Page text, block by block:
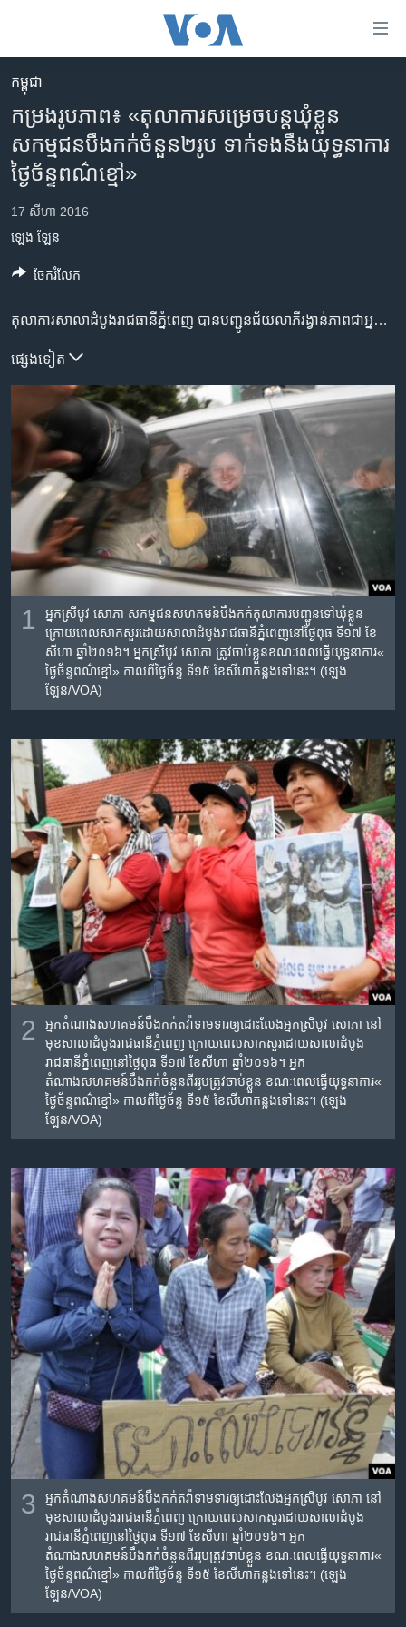
គេហទំព័រ​
ទាក់ទង
រំលង​
និង​
ចូល​
ទំព័រ​
ព័ត៌មាន​​
ម្តង
និង​
ទៅ​
ទំព័រ​
សម្ព័ន្ធ​
ចូល​
ទំព័រ​
ស្វែង​
កម្ពុជា
អន្តរជាតិ
អាមេរិក
ទូរទស្សន៍ / វីដេអូ​
វិទ្យុ / ផតខាសថ៍
កម្មវិធីទាំងអស់
Khmer English
បណ្តាញ​សង្គម
ភាសា
កម្ពុជា
កម្រងរូបភាព៖ «តុលាការ​សម្រេចបន្ត​ឃុំ​ខ្លួន​
សកម្មជន​បឹងកក់​ចំនួន​​២រូប ទាក់​ទង​នឹង​យុទ្ធនាការ​
ថ្ងៃច័ន្ទ​ពណ៌​ខ្មៅ»
17 សីហា 2016
ឡេង ឡែន
តុលាការសាលាដំបូងរាជធានីភ្នំពេញ បានបញ្ជូនជ័យលាភីរង្វាន់ភាពជាអ្នកដឹកនាំពិភពលោករបស់អង្គការ Vital Voices គឺលោកស្រី ទេព វន្នី និងសកម្មជនដីធ្លីក្នុងតំបន់បឹងកក់ម្នាក់ទៀតគឺអ្នកស្រី បូវ សោភា ទៅឃុំខ្លួននៅមណ្ឌលកែប្រែទីពីរនៅក្នុងខណ្ឌដង្កោ បន្ទាប់ពីតុលាការបានសម្រេចចោទប្រកាន់អ្នកទាំងពីរពីបទ«ញុះញង់ឲ្យប្រព្រឹត្តបទមជ្ឈឹម និងបទឧក្រិដ្ឋជាអាទ៌» តាមមាត្រា៤៩៤ និង៤៩៥នៃក្រមព្រហ្មទណ្ឌ។
ផ្សេង​ទៀត
1
អ្នកស្រី​បូវ សោភា សកមុ្មជន​សហគមន៍​បឹងកក់តុលាការ​បញ្ជូនទៅ​ឃុំ​ខ្លួន​
ក្រោយ​ពេល​សាកសួរ​ដោយសាលាដំបូង​រាជធានី​ភ្នំពេញនៅ​ថ្ងៃ​ពុធ ទី​១៧ ខែ​
សីហា ឆ្នាំ​២០១៦។ អ្នកស្រី​បូវ​ សោភា​ ​ត្រូវចាប់ខ្លួន​ខណៈពេល​ធ្វើយុទ្ធនាការ«​
ថ្ងៃ​ច័ន្ទ​ពណ៌ខ្មៅ» កាលពី​ថ្ងៃ​ច័ន្ទ ទី​១៥ ខែ​សីហាកន្លងទៅ​នេះ។ ​(ឡេង​
ឡែន/VOA)
2
អ្នកតំណាងសហគមន៍​​បឹងកក់​​តវ៉ាទាមទារ​ឲ្យដោះលែង​អ្នកស្រី​បូវ​ សោភា​ ​នៅ​
មុខ​សាលាដំបូង​រាជធានី​ភ្នំពេញ ក្រោយ​ពេល​សាកសួរ​ដោយសាលាដំបូង​
រាជធានី​ភ្នំពេញនៅ​ថ្ងៃ​ពុធ ទី​១៧ ខែ​សីហា ឆ្នាំ​២០១៦។ ​អ្នក
តំណាងសហគមន៍​​បឹងកក់​ចំនួន​ពីរ​រូប​ត្រូវចាប់ខ្លួន​ ខណៈពេល​ធ្វើយុទ្ធនាការ​«​
ថ្ងៃ​ច័ន្ទ​ពណ៌ខ្មៅ» កាលពី​ថ្ងៃ​ច័ន្ទ ទី​១៥ ខែ​សីហាកន្លងទៅ​នេះ។ (ឡេង​
ឡែន/VOA)
3
អ្នកតំណាងសហគមន៍​​បឹងកក់​​តវ៉ាទាមទារ​ឲ្យដោះលែង​អ្នកស្រី​បូវ​ សោភា​ ​នៅ​
មុខ​សាលាដំបូង​រាជធានី​ភ្នំពេញ ក្រោយ​ពេល​សាកសួរ​ដោយសាលាដំបូង​
រាជធានី​ភ្នំពេញនៅ​ថ្ងៃ​ពុធ ទី​១៧ ខែ​សីហា ឆ្នាំ​២០១៦។ ​អ្នក
តំណាងសហគមន៍​​បឹងកក់​ចំនួន​ពីរ​រូប​ត្រូវចាប់ខ្លួន​ ខណៈពេល​ធ្វើយុទ្ធនាការ​«​
ថ្ងៃ​ច័ន្ទ​ពណ៌ខ្មៅ» កាលពី​ថ្ងៃ​ច័ន្ទ ទី​១៥ ខែ​សីហាកន្លងទៅ​នេះ។ (ឡេង​
ឡែន/VOA)
ចែករំលែក